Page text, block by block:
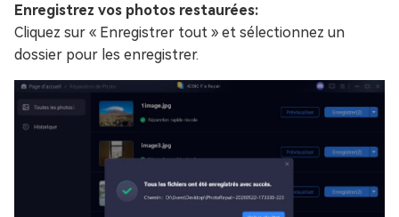
Enregistrez vos photos restaurées:
Cliquez sur « Enregistrer tout » et sélectionnez un
dossier pour les enregistrer.